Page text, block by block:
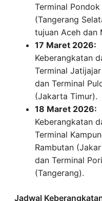
Terminal
(Tangerang
tujuan Aceh dan
17 Maret 2026:
Keberangkatan
Terminal
dan Terminal
(Jakarta Timur).
18 Maret 2026:
Keberangkatan
Terminal
Rambutan
dan Terminal
(Tangerang).
Jadwal